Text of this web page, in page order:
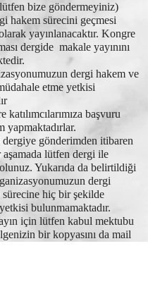
bize göndermeyiniz)
hakem sürecini geçmesi
yayınlanacaktır. Kongre
dergide makale yayınını
dergi hakem ve
etme yetkisi
başvuru
yapmaktadırlar.
gönderimden itibaren
lütfen dergi ile
Yukarıda da belirtildiği
dergi
sürecine hiç bir şekilde
bulunmamaktadır.
için lütfen kabul mektubu
bir kopyasını da mail